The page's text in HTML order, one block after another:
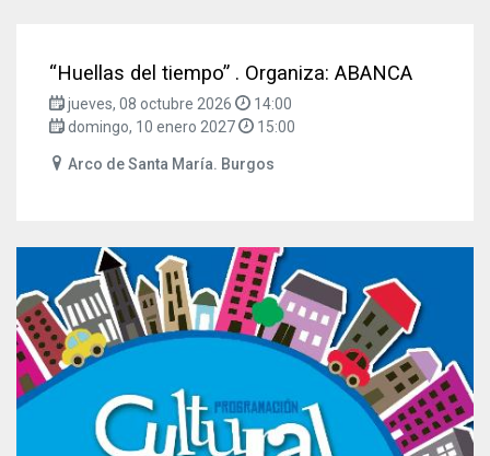
“Huellas del tiempo” . Organiza: ABANCA
jueves, 08 octubre 2026
14:00
domingo, 10 enero 2027
15:00
Arco de Santa María. Burgos